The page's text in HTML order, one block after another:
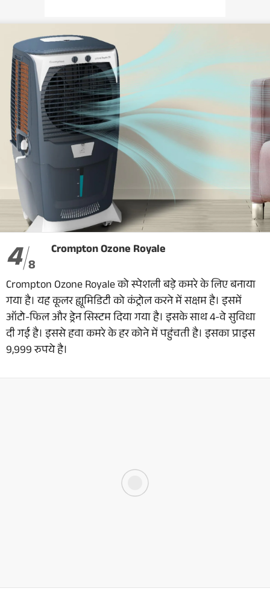
4 8
Crompton Ozone Royale
Crompton Ozone Royale को स्पेशली बड़े कमरे के लिए बनाया
गया है। यह कूलर ह्यूमिडिटी को कंट्रोल करने में सक्षम है। इसमें
ऑटो-फिल और ड्रेन सिस्टम दिया गया है। इसके साथ 4-वे सुविधा
दी गई है। इससे हवा कमरे के हर कोने में पहुंचती है। इसका प्राइस
9,999 रुपये है।